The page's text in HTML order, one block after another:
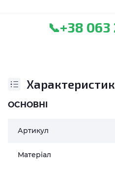
📞+38 063
ОСНОВНІ
Артикул
Матеріал